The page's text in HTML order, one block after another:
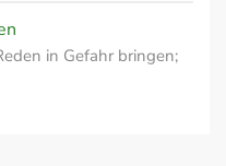
in Gefahr bringen;